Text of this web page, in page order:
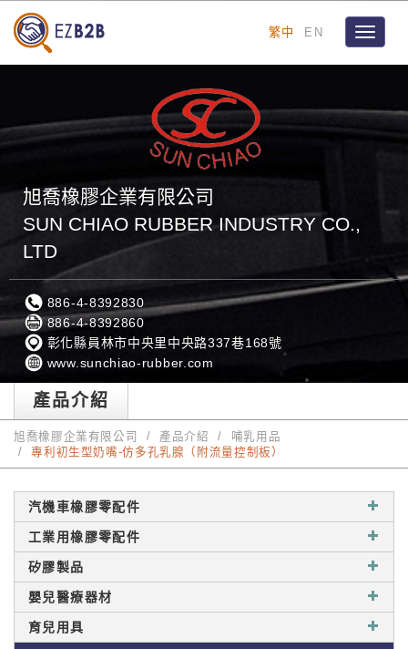
繁中 EN
Toggle
旭喬橡膠企業有限公司
SUN CHIAO RUBBER INDUSTRY CO.,
LTD
886-4-8392830
886-4-8392860
彰化縣員林市中央里中央路337巷168號
www.sunchiao-rubber.com
產品介紹
旭喬橡膠企業有限公司 產品介紹
哺乳用品
專利初生型奶嘴-仿多孔乳腺（附流量控制板）
汽機車橡膠零配件
工業用橡膠零配件
矽膠製品
嬰兒醫療器材
育兒用具